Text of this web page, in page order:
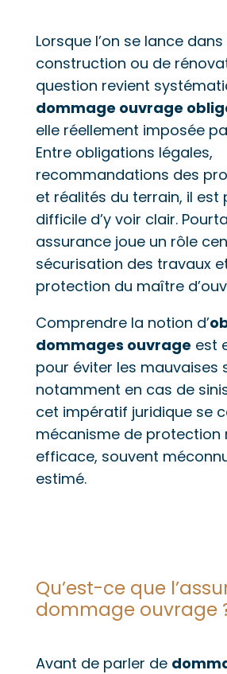
Lorsque l’on se lance
construction ou de
question revient
dommage ouvrage
elle réellement imposée
Entre obligations légales,
recommandations des
et réalités du terrain, il est
difficile d’y voir clair.
assurance joue un rôle
sécurisation des travaux
protection du maître
Comprendre la notion d’
dommages ouvrage est
pour éviter les mauvaises
notamment en cas de
cet impératif juridique se
mécanisme de protection
efficace, souvent
estimé.
Qu’est-ce que
dommage ouvrage
Avant de parler de